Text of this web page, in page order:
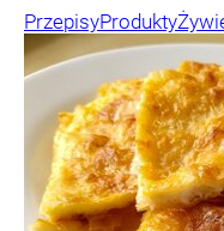
PrzepisyProdukty